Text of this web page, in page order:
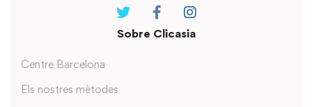
Sobre Clicasia
Centre Barcelona
Els nostres mètodes